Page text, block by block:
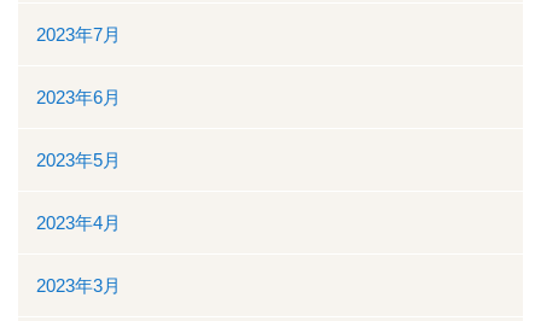
2023年7月
2023年6月
2023年5月
2023年4月
2023年3月